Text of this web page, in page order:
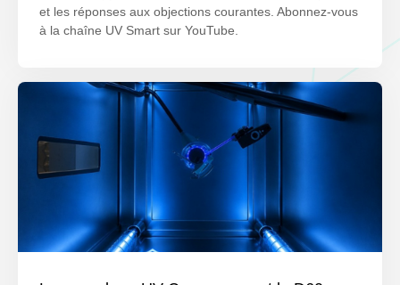
et les réponses aux objections courantes. Abonnez-vous
à la chaîne UV Smart sur YouTube.